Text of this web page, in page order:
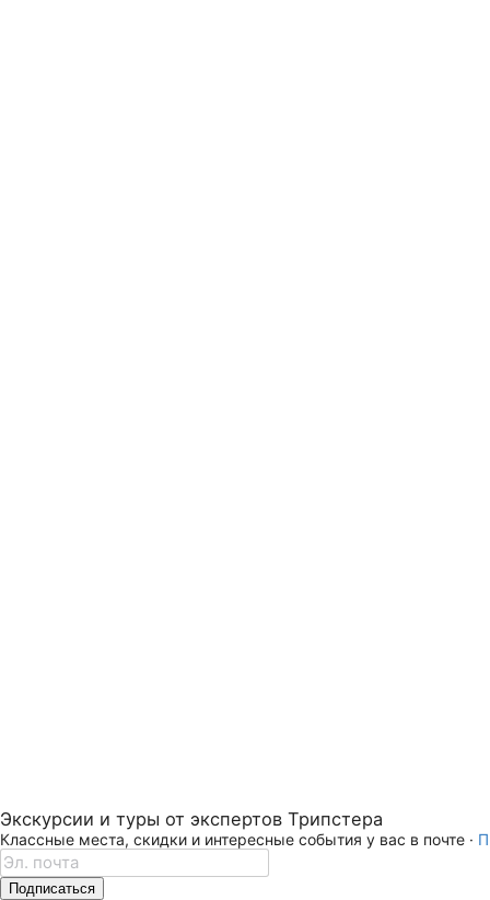
Экскурсии и туры от экспертов Трипстера
Классные места, скидки и интересные события у вас в почте ·
Подписаться